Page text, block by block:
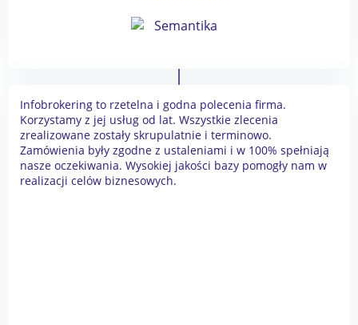
Infobrokering to rzetelna i godna polecenia firma.
Korzystamy z jej usług od lat. Wszystkie zlecenia
zrealizowane zostały skrupulatnie i terminowo.
Zamówienia były zgodne z ustaleniami i w 100% spełniają
nasze oczekiwania. Wysokiej jakości bazy pomogły nam w
realizacji celów biznesowych.